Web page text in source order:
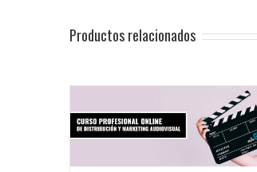
Productos relacionados